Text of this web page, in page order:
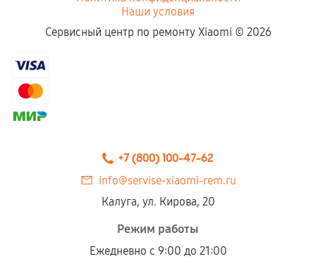
Наши условия
Сервисный центр по ремонту Xiaomi © 2026
+7 (800) 100-47-62
info@servise-xiaomi-rem.ru
Калуга, ул. Кирова, 20
Режим работы
Ежедневно с 9:00 до 21:00